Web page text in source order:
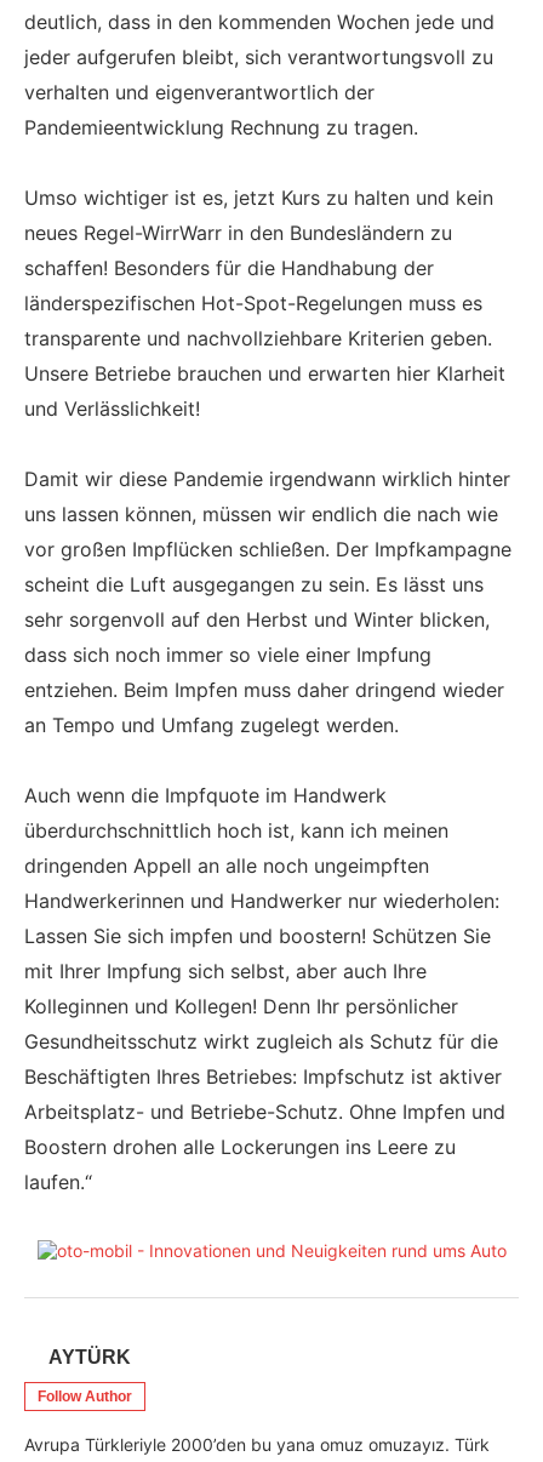
deutlich, dass in den kommenden Wochen jede und
jeder aufgerufen bleibt, sich verantwortungsvoll zu
verhalten und eigenverantwortlich der
Pandemieentwicklung Rechnung zu tragen.
Umso wichtiger ist es, jetzt Kurs zu halten und kein
neues Regel-WirrWarr in den Bundesländern zu
schaffen! Besonders für die Handhabung der
länderspezifischen Hot-Spot-Regelungen muss es
transparente und nachvollziehbare Kriterien geben.
Unsere Betriebe brauchen und erwarten hier Klarheit
und Verlässlichkeit!
Damit wir diese Pandemie irgendwann wirklich hinter
uns lassen können, müssen wir endlich die nach wie
vor großen Impflücken schließen. Der Impfkampagne
scheint die Luft ausgegangen zu sein. Es lässt uns
sehr sorgenvoll auf den Herbst und Winter blicken,
dass sich noch immer so viele einer Impfung
entziehen. Beim Impfen muss daher dringend wieder
an Tempo und Umfang zugelegt werden.
Auch wenn die Impfquote im Handwerk
überdurchschnittlich hoch ist, kann ich meinen
dringenden Appell an alle noch ungeimpften
Handwerkerinnen und Handwerker nur wiederholen:
Lassen Sie sich impfen und boostern! Schützen Sie
mit Ihrer Impfung sich selbst, aber auch Ihre
Kolleginnen und Kollegen! Denn Ihr persönlicher
Gesundheitsschutz wirkt zugleich als Schutz für die
Beschäftigten Ihres Betriebes: Impfschutz ist aktiver
Arbeitsplatz- und Betriebe-Schutz. Ohne Impfen und
Boostern drohen alle Lockerungen ins Leere zu
laufen.“
AYTÜRK
Follow Author
Avrupa Türkleriyle 2000’den bu yana omuz omuzayız. Türk